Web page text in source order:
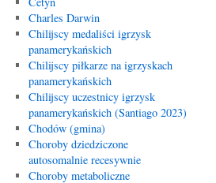
Charles Darwin
Chilijscy medaliści igrzysk
panamerykańskich
Chilijscy piłkarze na igrzyskach
panamerykańskich
Chilijscy uczestnicy igrzysk
panamerykańskich (Santiago 2023)
Chodów (gmina)
Choroby dziedziczone
autosomalnie recesywnie
Choroby metaboliczne